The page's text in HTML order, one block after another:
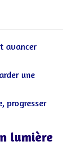
avancer
une
progresser
lumière